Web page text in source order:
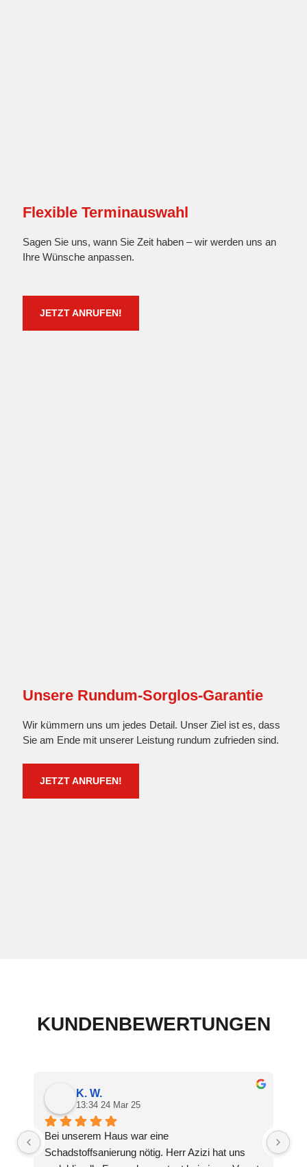
Flexible Terminauswahl
Sagen Sie uns, wann Sie Zeit haben – wir werden uns an
Ihre Wünsche anpassen.
JETZT ANRUFEN!
Unsere Rundum-Sorglos-Garantie
Wir kümmern uns um jedes Detail. Unser Ziel ist es, dass
Sie am Ende mit unserer Leistung rundum zufrieden sind.
JETZT ANRUFEN!
KUNDENBEWERTUNGEN
K. W.
13:34 24 Mar 25
Bei unserem Haus war eine
Schadstoffsanierung nötig. Herr Azizi hat uns